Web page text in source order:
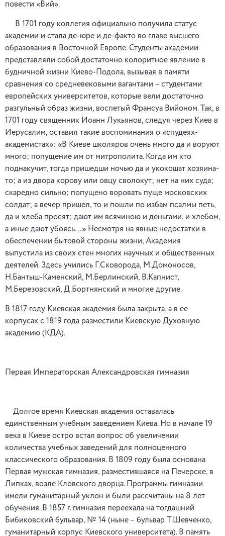
повести «Вий».
В 1701 году коллегия официально получила статус
академии и стала де-юре и де-факто во главе высшего
образования в Восточной Европе. Студенты академии
представляли собой достаточно колоритное явление в
будничной жизни Киево-Подола, вызывая в памяти
сравнения со средневековыми вагантами – студентами
европейских университетов, которые вели достаточно
разгульный образ жизни, воспетый Франсуа Вийоном. Так, в
1701 году священник Иоанн Лукьянов, следуя через Киев в
Иерусалим, оставил такие воспоминания о «спудеях-
академистах»: «В Киеве школяров очень много да и воруют
много; попущение им от митрополита. Когда им кто
поднакучит, тогда пришедши ночью да и укокошат хозяина-
то; а из двора корову или овцу сволокут; нет на них суда;
скаредно сильно; попущено воровать пуще московских
солдат; а вечер пришел, то и пошли по избам псалмы петь,
да и хлеба просят; дают им всячиною и деньгами, и хлебом,
а иные дают убоясь…» Несмотря на явные недостатки в
обеспечении бытовой стороны жизни, Академия
выпустила из своих стен многих научных и общественных
деятелей. Здесь учились Г.Сковорода, М.Домоносов,
Н.Бантыш-Каменский, М.Берлинский, В.Капнист,
М.Березовский, Д.Бортнянский и многие другие.
В 1817 году Киевская академия была закрыта, а в ее
корпусах с 1819 года разместили Киевскую Духовную
академию (КДА).
Первая Императорская Александровская гимназия
Долгое время Киевская академия оставалась
единственным учебным заведением Киева. Но в начале 19
века в Киеве остро встал вопрос об увеличении
количества учебных заведений для полноценного
классического образования. В 1809 году была основана
Первая мужская гимназия, разместившаяся на Печерске, в
Липках, возле Кловского дворца. Программы гимназии
имели гуманитарный уклон и были рассчитаны на 8 лет
обучения. В 1857 г. гимназия переехала на тогдашний
Бибиковский бульвар, № 14 (ныне – бульвар Т.Шевченко,
гуманитарный корпус Киевского университета). В память